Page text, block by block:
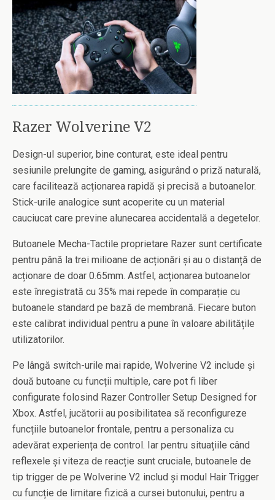
Razer Wolverine V2
Design-ul superior, bine conturat, este ideal pentru
sesiunile prelungite de gaming, asigurând o priză naturală,
care facilitează acționarea rapidă și precisă a butoanelor.
Stick-urile analogice sunt acoperite cu un material
cauciucat care previne alunecarea accidentală a degetelor.
Butoanele Mecha-Tactile proprietare Razer sunt certificate
pentru până la trei milioane de acționări și au o distanță de
acționare de doar 0.65mm. Astfel, acționarea butoanelor
este înregistrată cu 35% mai repede în comparație cu
butoanele standard pe bază de membrană. Fiecare buton
este calibrat individual pentru a pune în valoare abilitățile
utilizatorilor.
Pe lângă switch-urile mai rapide, Wolverine V2 include și
două butoane cu funcții multiple, care pot fi liber
configurate folosind Razer Controller Setup Designed for
Xbox. Astfel, jucătorii au posibilitatea să reconfigureze
funcțiile butoanelor frontale, pentru a personaliza cu
adevărat experiența de control. Iar pentru situațiile când
reflexele și viteza de reacție sunt cruciale, butoanele de
tip trigger de pe Wolverine V2 includ și modul Hair Trigger
cu funcție de limitare fizică a cursei butonului, pentru a